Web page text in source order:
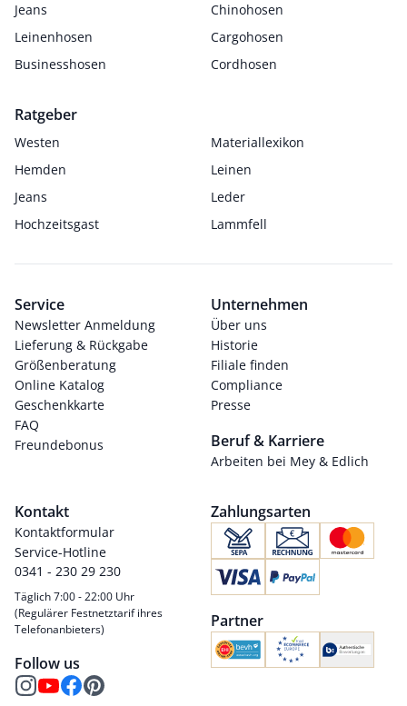
Jeans
Chinohosen
Leinenhosen
Cargohosen
Businesshosen
Cordhosen
Ratgeber
Westen
Materiallexikon
Hemden
Leinen
Jeans
Leder
Hochzeitsgast
Lammfell
Service
Newsletter Anmeldung
Lieferung & Rückgabe
Größenberatung
Online Katalog
Geschenkkarte
FAQ
Freundebonus
Unternehmen
Über uns
Historie
Filiale finden
Compliance
Presse
Beruf & Karriere
Arbeiten bei Mey & Edlich
Kontakt
Kontaktformular
Service-Hotline
0341 - 230 29 230
Täglich 7:00 - 22:00 Uhr
(Regulärer Festnetztarif ihres
Telefonanbieters)
Follow us
Zahlungsarten
Partner